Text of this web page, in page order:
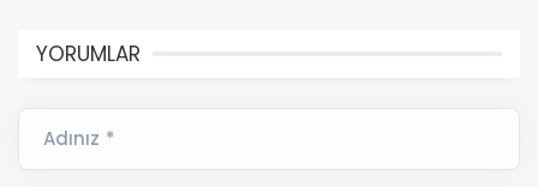
YORUMLAR
Adınız *